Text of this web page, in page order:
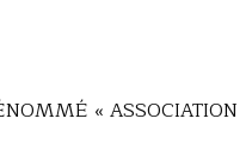
« ASSOCIATION